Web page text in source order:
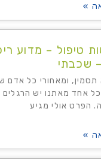
»
טיפול – מדוע
שכבתי
ומאחורי כל אדם
אחד מאתנו יש הרגלים
הפרט אולי מגיע
»